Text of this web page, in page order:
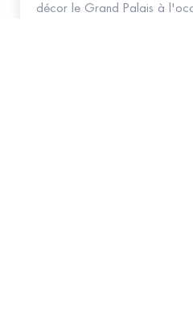
décor le Grand Palais à